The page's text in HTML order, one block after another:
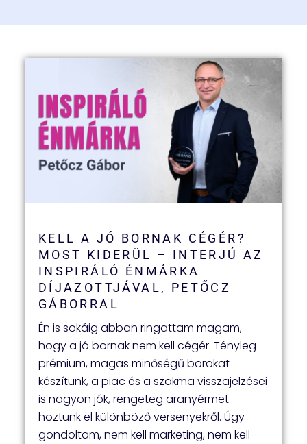
KELL A JÓ BORNAK CÉGÉR?
MOST KIDERÜL – INTERJÚ AZ
INSPIRÁLÓ ÉNMÁRKA
DÍJAZOTTJÁVAL, PETŐCZ
GÁBORRAL​
Én is sokáig abban ringattam magam,
hogy a jó bornak nem kell cégér. Tényleg
prémium, magas minőségű borokat
készítünk, a piac és a szakma visszajelzései
is nagyon jók, rengeteg aranyérmet
hoztunk el különböző versenyekről. Úgy
gondoltam, nem kell marketing, nem kell